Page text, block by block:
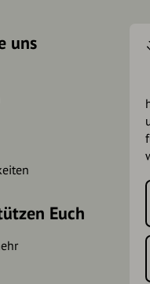
uns
Euch